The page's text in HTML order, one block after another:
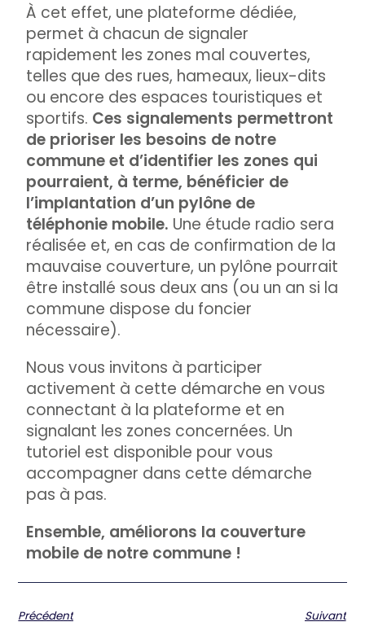
À cet effet, une plateforme dédiée,
permet à chacun de signaler
rapidement les zones mal couvertes,
telles que des rues, hameaux, lieux-dits
ou encore des espaces touristiques et
sportifs. Ces signalements permettront
de prioriser les besoins de notre
commune et d’identifier les zones qui
pourraient, à terme, bénéficier de
l’implantation d’un pylône de
téléphonie mobile. Une étude radio sera
réalisée et, en cas de confirmation de la
mauvaise couverture, un pylône pourrait
être installé sous deux ans (ou un an si la
commune dispose du foncier
nécessaire).
Nous vous invitons à participer
activement à cette démarche en vous
connectant à la plateforme et en
signalant les zones concernées. Un
tutoriel est disponible pour vous
accompagner dans cette démarche
pas à pas.
Ensemble, améliorons la couverture
mobile de notre commune !
Précédent Suivant